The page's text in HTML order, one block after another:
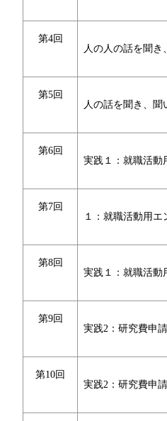
第4回
人の人の話を聞
第5回
人の話を聞き、聞
第6回
実践１：就職活動
第7回
１：就職活動用
第8回
実践１：就職活動
第9回
実践2：研究費申
第10回
実践2：研究費申